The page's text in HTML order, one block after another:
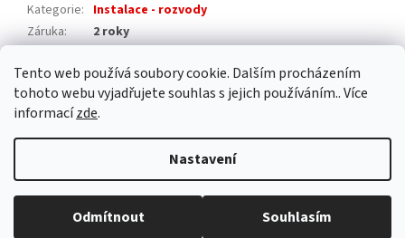
Tento web používá soubory cookie. Dalším procházením
tohoto webu vyjadřujete souhlas s jejich používáním.. Více
informacízde.
Nastavení
Odmítnout Souhlasím
Kategorie: Instalace - rozvody
Záruka:
2 roky
EAN: 8595042194876
Vytvořil Shoptet
Copyright 2026AAA pro dům s.r.o. . Všechna práva vyhrazena.